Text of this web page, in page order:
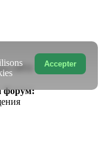
сайта
форум:
Accepter